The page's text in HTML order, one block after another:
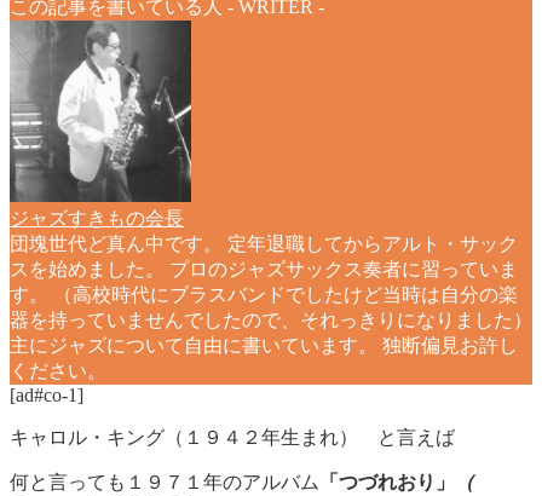
この記事を書いている人 - WRITER -
ジャズすきもの会長
団塊世代ど真ん中です。 定年退職してからアルト・サック
スを始めました。 プロのジャズサックス奏者に習っていま
す。 （高校時代にブラスバンドでしたけど当時は自分の楽
器を持っていませんでしたので、それっきりになりました）
主にジャズについて自由に書いています。 独断偏見お許し
ください。
[ad#co-1]
キャロル・キング（１９４２年生まれ） と言えば
何と言っても１９７１年のアルバム 「つづれおり」
（